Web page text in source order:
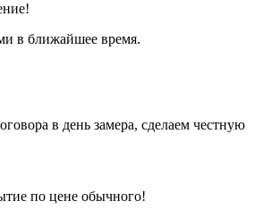
в ближайшее время.
в день замера, сделаем честную
по цене обычного!